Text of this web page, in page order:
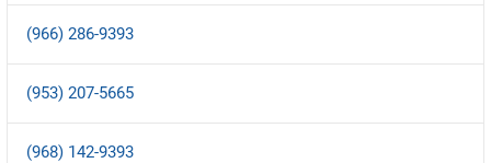
Тарифы
Номера
Тарифы
Теле2
ТЕЛЕ2
Йота
(966) 286-9393
(953) 207-5665
(968) 142-9393